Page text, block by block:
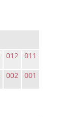
012 011
002 001